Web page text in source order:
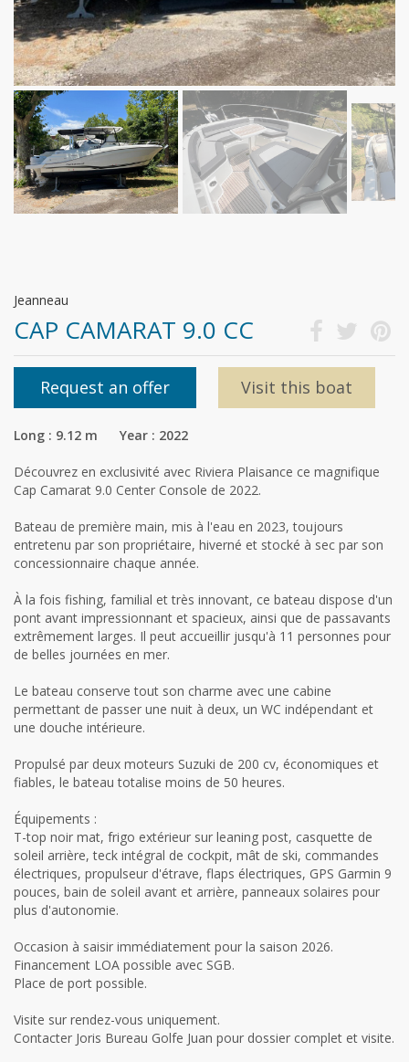
Jeanneau
CAP CAMARAT 9.0 CC
Request an offer Visit this boat
Long : 9.12 m Year : 2022
Découvrez en exclusivité avec Riviera Plaisance ce magnifique
Cap Camarat 9.0 Center Console de 2022.
Bateau de première main, mis à l'eau en 2023, toujours
entretenu par son propriétaire, hiverné et stocké à sec par son
concessionnaire chaque année.
À la fois fishing, familial et très innovant, ce bateau dispose d'un
pont avant impressionnant et spacieux, ainsi que de passavants
extrêmement larges. Il peut accueillir jusqu'à 11 personnes pour
de belles journées en mer.
Le bateau conserve tout son charme avec une cabine
permettant de passer une nuit à deux, un WC indépendant et
une douche intérieure.
Propulsé par deux moteurs Suzuki de 200 cv, économiques et
fiables, le bateau totalise moins de 50 heures.
Équipements :
T-top noir mat, frigo extérieur sur leaning post, casquette de
soleil arrière, teck intégral de cockpit, mât de ski, commandes
électriques, propulseur d'étrave, flaps électriques, GPS Garmin 9
pouces, bain de soleil avant et arrière, panneaux solaires pour
plus d'autonomie.
Occasion à saisir immédiatement pour la saison 2026.
Financement LOA possible avec SGB.
Place de port possible.
Visite sur rendez-vous uniquement.
Contacter Joris Bureau Golfe Juan pour dossier complet et visite.